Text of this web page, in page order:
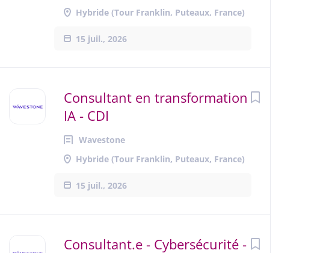
Hybride (Tour Franklin, Puteaux, France)
15 juil., 2026
Consultant en transformation
IA - CDI
Wavestone
Hybride (Tour Franklin, Puteaux, France)
15 juil., 2026
Consultant.e - Cybersécurité -